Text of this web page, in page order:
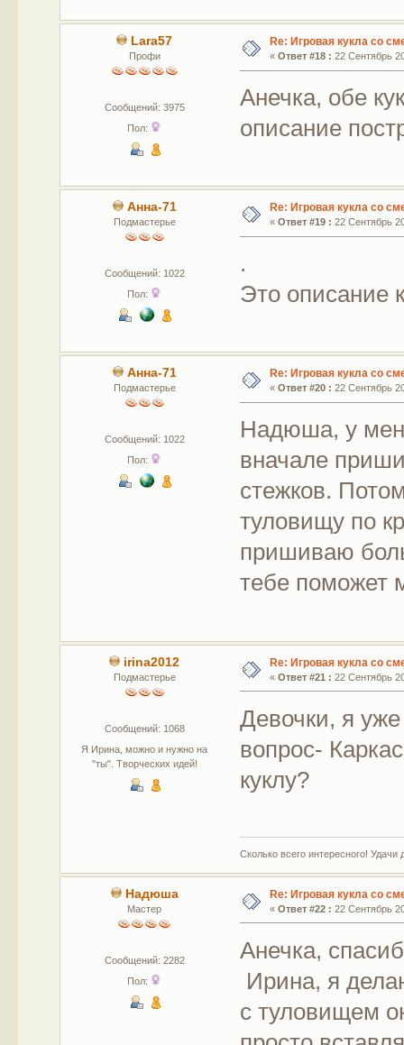
Lara57
Профи
Сообщений: 3975
Пол:
Re: Игровая кукла со
« Ответ #18 : 22 Сентябрь
Анечка, обе
описание
Анна-71
Подмастерье
Сообщений: 1022
Пол:
Re: Игровая кукла со
« Ответ #19 : 22 Сентябрь
.
Это описание
Анна-71
Подмастерье
Сообщений: 1022
Пол:
Re: Игровая кукла со
« Ответ #20 : 22 Сентябрь
Надюша, у
вначале
стежков.
туловищу по
пришиваю
тебе поможет
irina2012
Подмастерье
Сообщений: 1068
Я Ирина, можно и нужно на
"ты". Творческих идей!
Re: Игровая кукла со
« Ответ #21 : 22 Сентябрь
Девочки, я
вопрос-
куклу?
Сколько всего интересного! Удачи
Надюша
Мастер
Сообщений: 2282
Пол:
Re: Игровая кукла со
« Ответ #22 : 22 Сентябрь
Анечка,
Ирина, я
с туловищем